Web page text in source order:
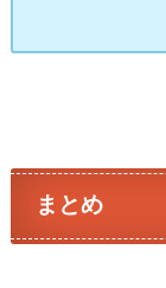
まとめ